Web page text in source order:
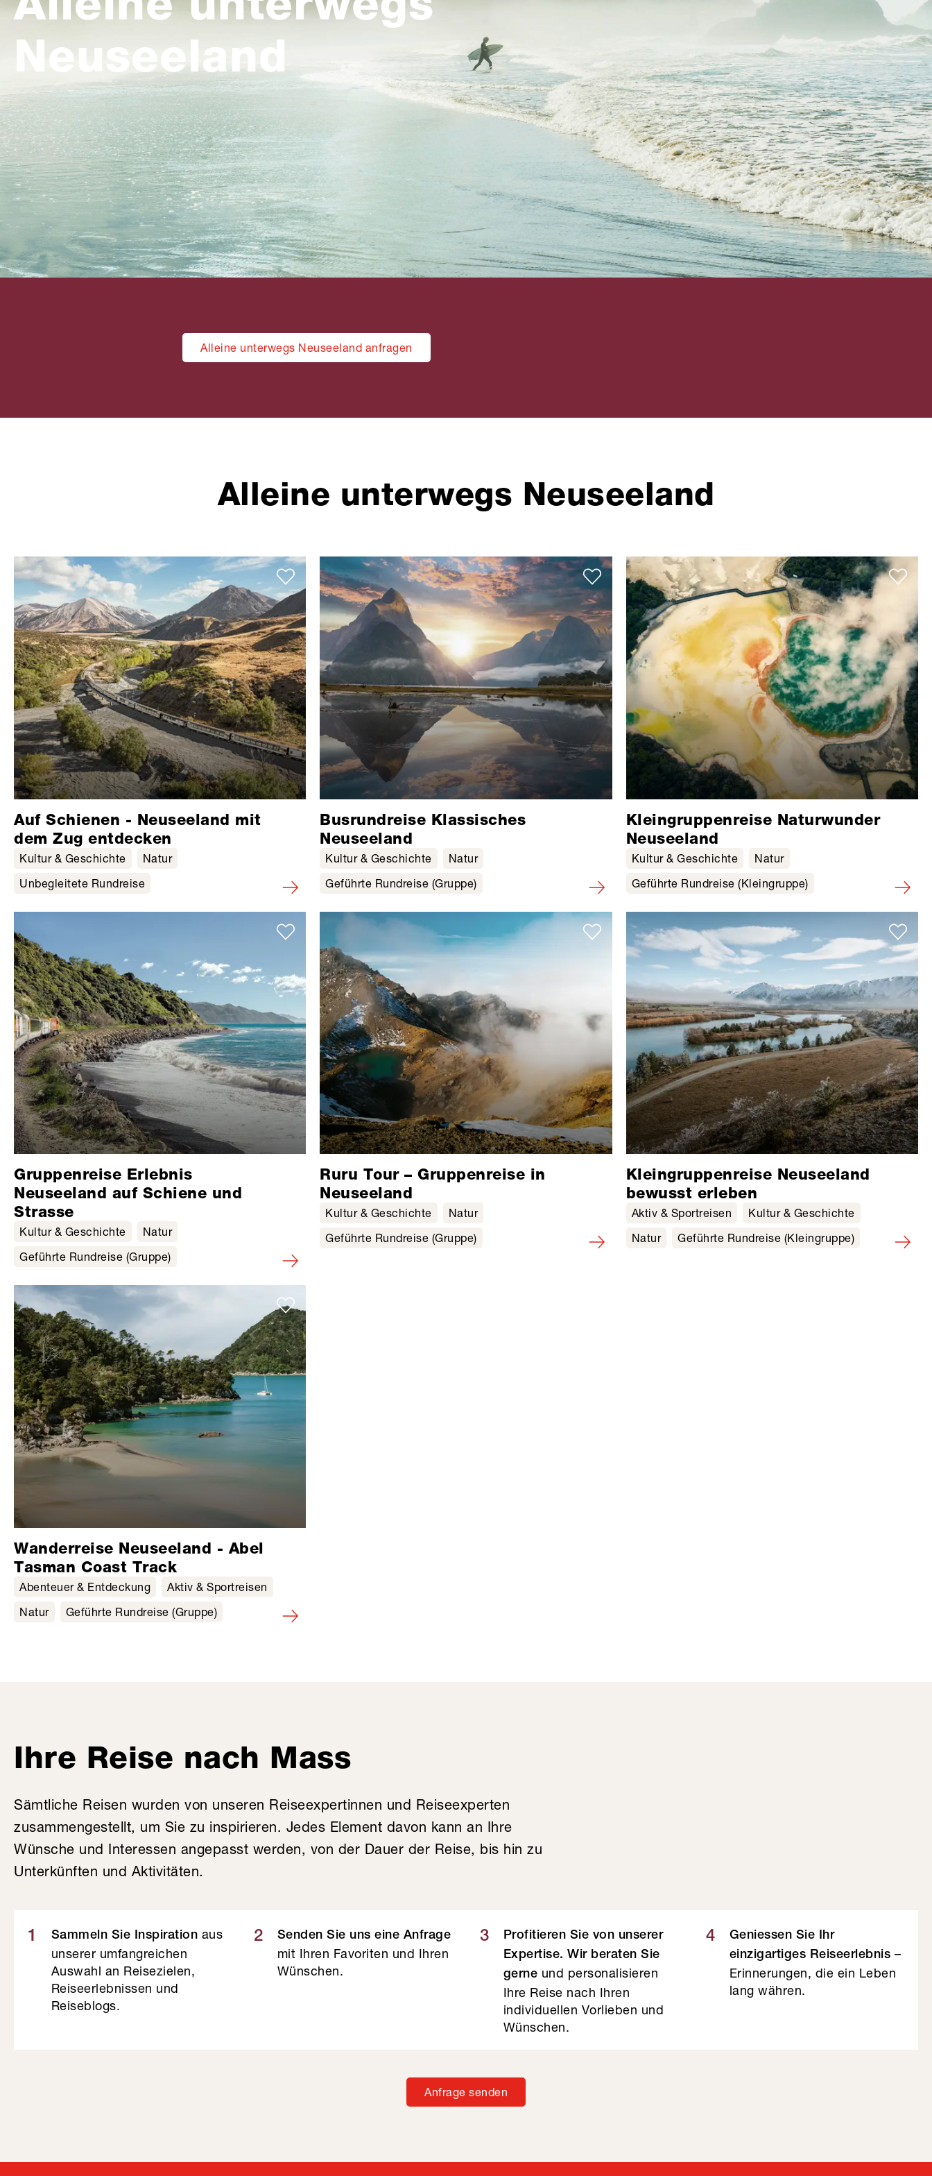
Neuseeland
Alleine unterwegs Neuseeland anfragen
Alleine unterwegs Neuseeland
Auf Schienen - Neuseeland mit
dem Zug entdecken
Kultur & Geschichte
Natur
Unbegleitete Rundreise
Busrundreise Klassisches
Neuseeland
Kultur & Geschichte
Natur
Geführte Rundreise (Gruppe)
Kleingruppenreise Naturwunder
Neuseeland
Kultur & Geschichte
Natur
Geführte Rundreise (Kleingruppe)
Gruppenreise Erlebnis
Neuseeland auf Schiene und
Strasse
Kultur & Geschichte
Natur
Geführte Rundreise (Gruppe)
Ruru Tour – Gruppenreise in
Neuseeland
Kultur & Geschichte
Natur
Geführte Rundreise (Gruppe)
Kleingruppenreise Neuseeland
bewusst erleben
Aktiv & Sportreisen
Kultur & Geschichte
Natur
Geführte Rundreise (Kleingruppe)
Wanderreise Neuseeland - Abel
Tasman Coast Track
Abenteuer & Entdeckung
Aktiv & Sportreisen
Natur
Geführte Rundreise (Gruppe)
Ihre Reise nach Mass
Sämtliche Reisen wurden von unseren Reiseexpertinnen und Reiseexperten
zusammengestellt, um Sie zu inspirieren. Jedes Element davon kann an Ihre
Wünsche und Interessen angepasst werden, von der Dauer der Reise, bis hin zu
Unterkünften und Aktivitäten.
1 Sammeln Sie Inspiration aus
unserer umfangreichen
Auswahl an Reisezielen,
Reiseerlebnissen und
Reiseblogs.
2 Senden Sie uns eine Anfrage
mit Ihren Favoriten und Ihren
Wünschen.
3
Profitieren Sie von unserer
Expertise. Wir beraten Sie
gerne und personalisieren
Ihre Reise nach Ihren
individuellen Vorlieben und
Wünschen.
4
Geniessen Sie Ihr
einzigartiges Reiseerlebnis –
Erinnerungen, die ein Leben
lang währen.
Anfrage senden